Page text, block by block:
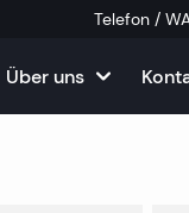
Telefon /
Über uns